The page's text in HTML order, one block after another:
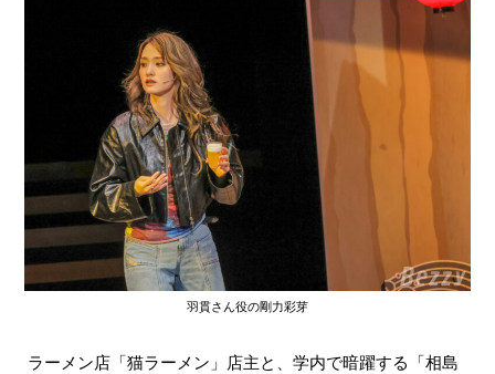
羽貫さん役の剛力彩芽
ラーメン店「猫ラーメン」店主と、学内で暗躍する「相島